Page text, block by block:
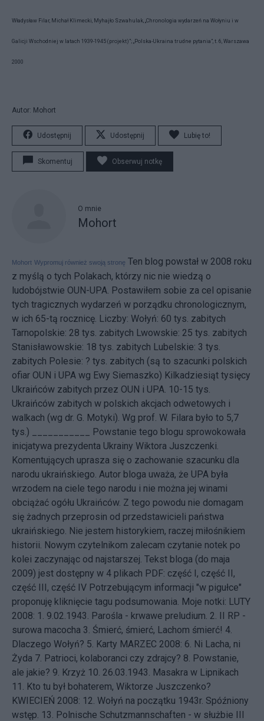
Władysław Filar, Michał Klimecki, Myhajło Szwahulak, „Chronologia wydarzeń na Wołyniu i w
Galicji Wschodniej w latach 1939-1945 (projekt)”; „Polska-Ukraina trudne pytania”, t. 6, Warszawa
2000
Autor: Mohort
Udostępnij Udostępnij Lubię to!
Skomentuj Obserwuj notkę
O mnie
Mohort
Mohort Wypromuj również swoją stronę Ten blog powstał w 2008 roku
z myślą o tych Polakach, którzy nic nie wiedzą o
ludobójstwie OUN-UPA. Postawiłem sobie za cel opisanie
tych tragicznych wydarzeń w porządku chronologicznym,
w ich 65-tą rocznicę. Liczby: Wołyń: 60 tys. zabitych
Tarnopolskie: 28 tys. zabitych Lwowskie: 25 tys. zabitych
Stanisławowskie: 18 tys. zabitych Lubelskie: 3 tys.
zabitych Polesie: ? tys. zabitych (są to szacunki polskich
ofiar OUN i UPA wg Ewy Siemaszko) Kilkadziesiąt tysięcy
Ukraińców zabitych przez OUN i UPA. 10-15 tys.
Ukraińców zabitych w polskich akcjach odwetowych i
walkach (wg dr. G. Motyki). Wg prof. W. Filara było to 5,7
tys.) ___________ Powstanie tego blogu sprowokowała
inicjatywa prezydenta Ukrainy Wiktora Juszczenki.
Komentujących uprasza się o zachowanie szacunku dla
narodu ukraińskiego. Autor bloga uważa, że UPA była
wrzodem na ciele tego narodu i nie można jej winami
obciążać ogółu Ukraińców. Z tego powodu nie domagam
się żadnych przeprosin od przedstawicieli państwa
ukraińskiego. Nie jestem historykiem, raczej miłośnikiem
historii. Nowym czytelnikom zalecam czytanie notek po
kolei zaczynając od najstarszej. Tekst bloga (do maja
2009) jest dostępny w 4 plikach PDF: część I, część II,
część III, część IV Potrzebującym informacji "w pigułce"
proponuję kliknięcie tagu podsumowania . Moje notki: LUTY
2008: 1. 9.02.1943. Parośla - krwawe preludium. 2. II RP -
surowa macocha 3. Śmierć, śmierć, Lachom śmierć! 4.
Dlaczego Wołyń? 5. Karty MARZEC 2008: 6. Ni Lacha, ni
Żyda 7. Patrioci, kolaboranci czy zdrajcy? 8. Powstanie,
ale jakie? 9. Krzyż 10. 26.03.1943. Masakra w Lipnikach
11.
Kto tu był bohaterem, Wiktorze Juszczenko?
KWIECIEŃ 2008: 12. Wołyń na początku 1943r. Spóźniony
wstęp. 13. Polnische Schutzmannschaften - w służbie III